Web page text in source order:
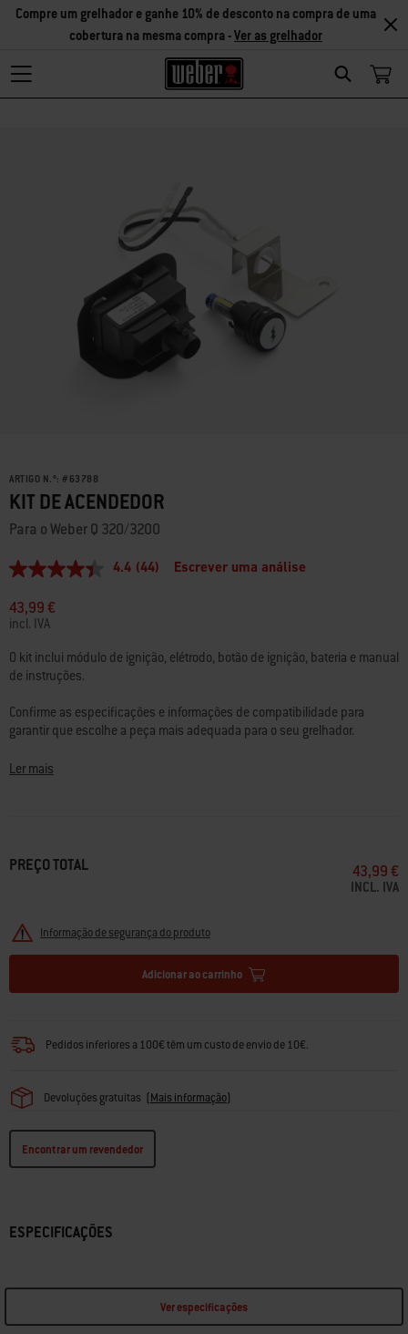
Search
Compre um grelhador e ganhe 10% de desconto na compra de uma
cobertura na mesma compra -Ver as grelhador
ARTIGO N.º: # 63788
KIT DE ACENDEDOR
Para o Weber Q 320/3200
4.4
5
estrelas,
valor
médio
de
classificação.
44
Reviews.
Link
a
mesma
4.4 (44) Escrever uma análise
43,99 €
incl. IVA
O kit inclui módulo de ignição, elétrodo, botão de ignição, bateria e manual
de instruções.
Confirme as especificações e informações de compatibilidade para
garantir que escolhe a peça mais adequada para o seu grelhador.
Dúvidas? A nossa equipa de especialistas em grelhadores está aqui para
Ler mais
PREÇO TOTAL 43,99 €
INCL. IVA
Informação de segurança do produto
Adicionar ao carrinho
Pedidos inferiores a 100€ têm um custo de envio de 10€.
Devoluções gratuitas (Mais informação)
Encontrar um revendedor
ESPECIFICAÇÕES
Ver especificações